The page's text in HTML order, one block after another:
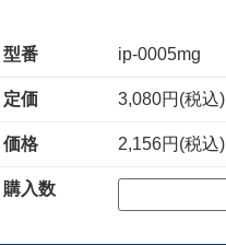
型番 ip-0005mg
定価 3,080円(税込)
価格 2,156円(税込)
購入数